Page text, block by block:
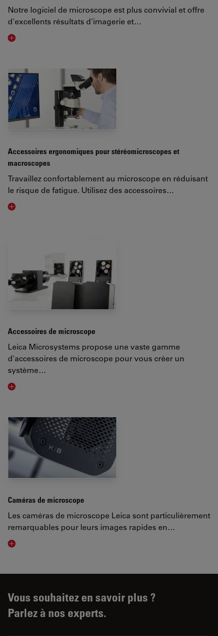
Notre logiciel de microscope est plus convivial et offre
d'excellents résultats d'imagerie et…
Visit related page
Accessoires ergonomiques pour stéréomicroscopes et
macroscopes
Travaillez confortablement au microscope en réduisant
le risque de fatigue. Utilisez des accessoires…
Visit related page
Accessoires de microscope
Leica Microsystems propose une vaste gamme
d'accessoires de microscope pour vous créer un
système…
Visit related page
Caméras de microscope
Les caméras de microscope Leica sont particulièrement
remarquables pour leurs images rapides en…
Visit related page
Vous souhaitez en savoir plus ?
Parlez à nos experts.